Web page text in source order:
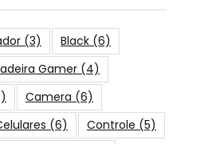
(3) Black (6)
Gamer (4)
Camera (6)
(6) Controle (5)